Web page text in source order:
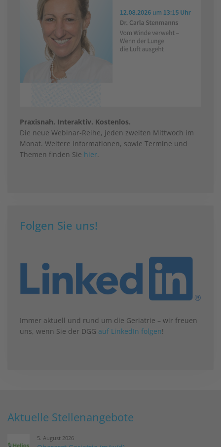
Praxisnah. Interaktiv. Kostenlos.
Die neue Webinar-Reihe, jeden zweiten Mittwoch im
Monat. Weitere Informationen, sowie Termine und
Themen finden Sie hier.
Folgen Sie uns!
Immer aktuell und rund um die Geriatrie – wir freuen
uns, wenn Sie der DGG auf LinkedIn folgen!
Aktuelle Stellenangebote
5. August 2026